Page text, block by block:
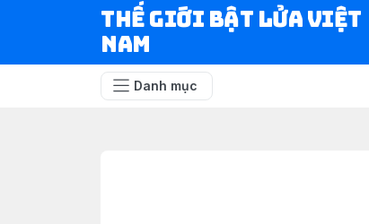
Thế Giới Bật Lửa Việt
Nam
Danh mục